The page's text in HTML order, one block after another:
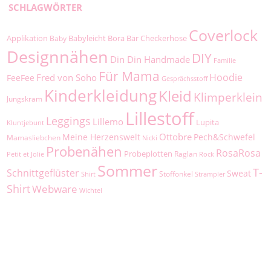
SCHLAGWÖRTER
Applikation Baby Babyleicht Bora Bär Checkerhose Coverlock
Designnähen Din Din Handmade DIY Familie
FeeFee Fred von Soho Für Mama Gesprächsstoff Hoodie
Jungskram KinderkleidungKleid Klimperklein
Kluntjebunt Leggings Lillemo Lillestoff Lupita
Mamasliebchen Meine Herzenswelt Nicki Ottobre Pech&Schwefel
Petit et Jolie Probenähen Probeplotten Raglan Rock RosaRosa
Schnittgeflüster Shirt Sommer Stoffonkel Strampler SweatT-
ShirtWebware Wichtel